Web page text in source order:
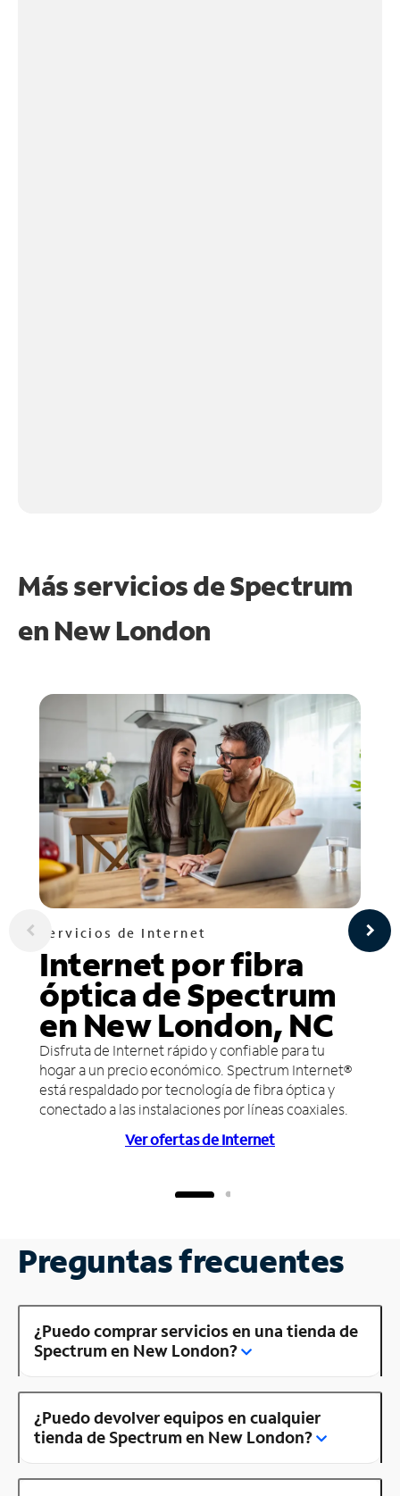
Más servicios de Spectrum
en New London
Servicios de Internet
Internet por fibra
óptica de Spectrum
en New London, NC
Disfruta de Internet rápido y confiable para tu
hogar a un precio económico. Spectrum Internet®
está respaldado por tecnología de fibra óptica y
conectado a las instalaciones por líneas coaxiales.
Ver ofertas de Internet
Preguntas frecuentes
¿Puedo comprar servicios en una tienda de
Spectrum en New London?
¿Puedo devolver equipos en cualquier
tienda de Spectrum en New London?